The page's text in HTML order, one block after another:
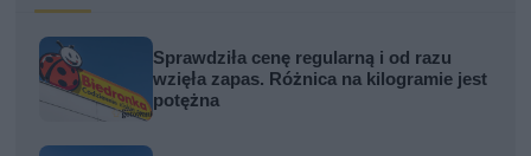
Sprawdziła cenę regularną i od razu
wzięła zapas. Różnica na kilogramie jest
potężna